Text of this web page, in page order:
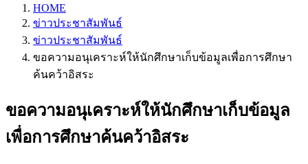
HOME
ข่าวประชาสัมพันธ์
ข่าวประชาสัมพันธ์
ขอความอนุเคราะห์ให้นักศึกษาเก็บข้อมูลเพื่อการศึกษา
ค้นคว้าอิสระ
ขอความอนุเคราะห์ให้นักศึกษาเก็บข้อมูล
เพื่อการศึกษาค้นคว้าอิสระ